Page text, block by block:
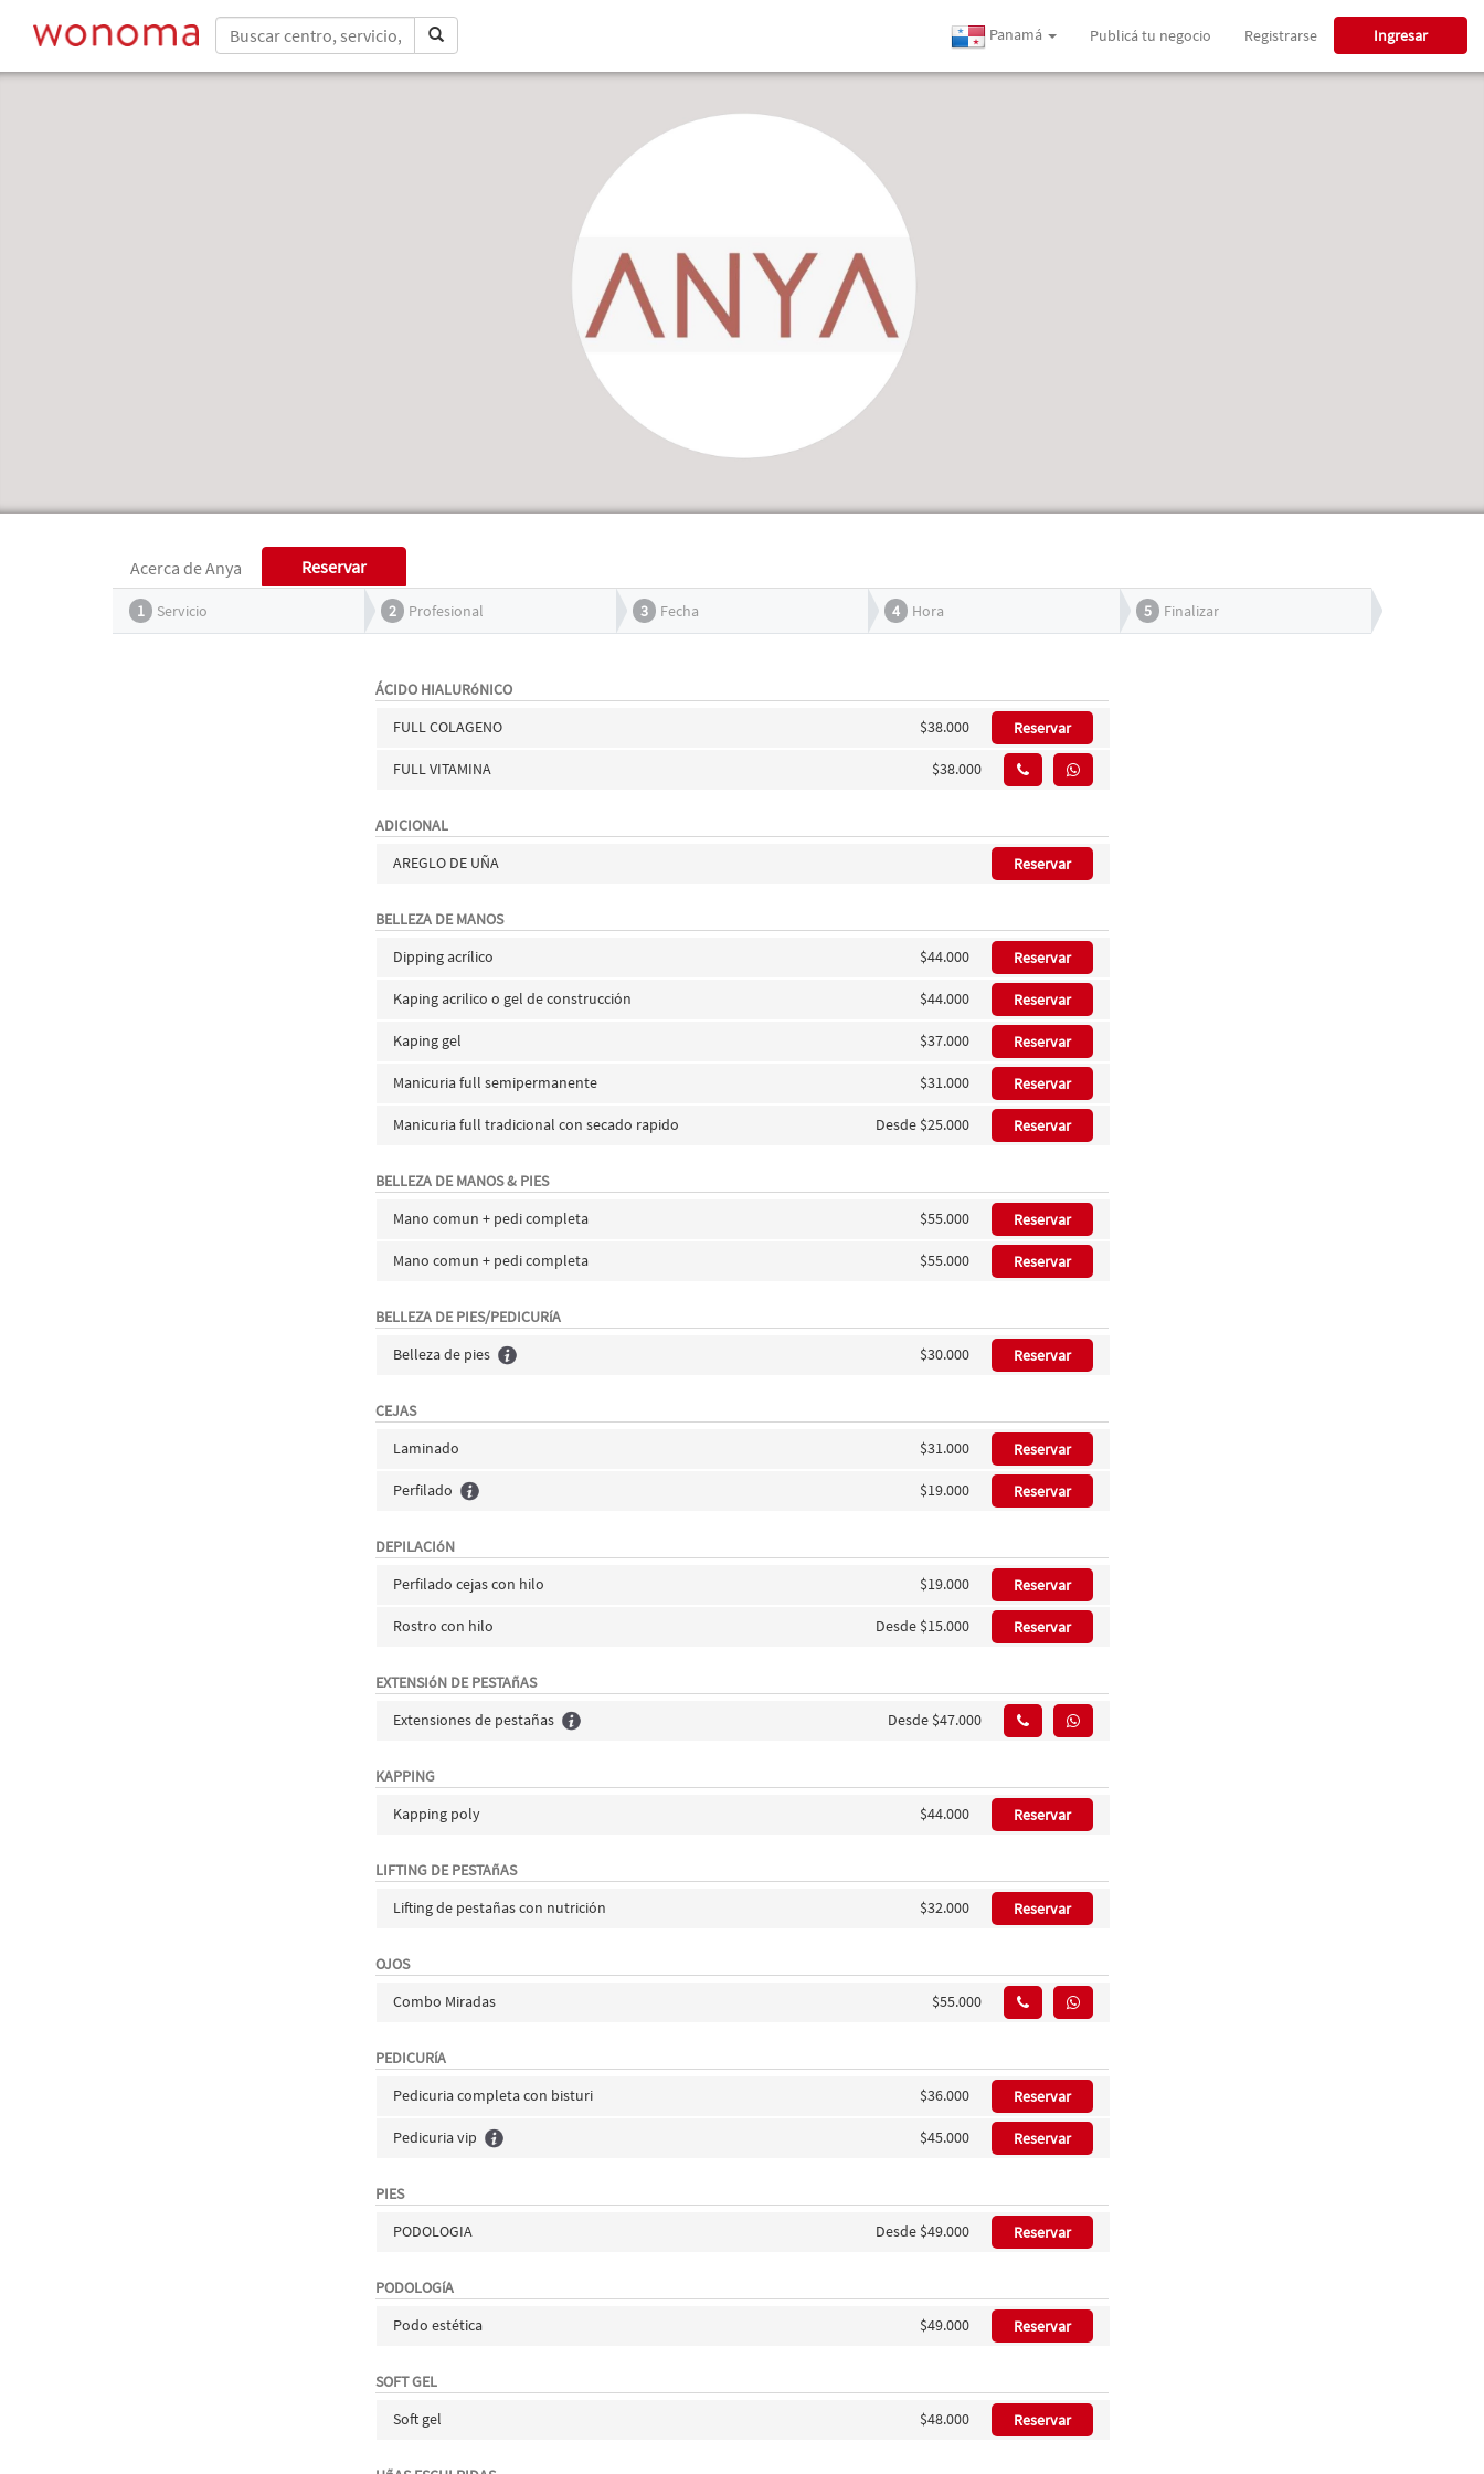
Panamá Publicá tu negocio Registrarse Ingresar
Acerca de Anya Reservar
1 Servicio 2 Profesional 3 Fecha 4 Hora 5 Finalizar
ÁCIDO HIALURóNICO
FULL COLAGENO
$38.000 Reservar
FULL VITAMINA $38.000
ADICIONAL
AREGLO DE UÑA
Reservar
BELLEZA DE MANOS
Dipping acrílico
$44.000 Reservar
Kaping acrilico o gel de construcción $44.000 Reservar
Kaping gel $37.000 Reservar
Manicuria full semipermanente $31.000 Reservar
Manicuria full tradicional con secado rapido Desde $25.000 Reservar
BELLEZA DE MANOS & PIES
Mano comun + pedi completa
$55.000 Reservar
Mano comun + pedi completa $55.000 Reservar
BELLEZA DE PIES/PEDICURíA
Belleza de pies
$30.000 Reservar
CEJAS
Laminado
$31.000 Reservar
Perfilado $19.000 Reservar
DEPILACIóN
Perfilado cejas con hilo
$19.000 Reservar
Rostro con hilo Desde $15.000 Reservar
EXTENSIóN DE PESTAñAS
Extensiones de pestañas
Desde $47.000
KAPPING
Kapping poly
$44.000 Reservar
LIFTING DE PESTAñAS
Lifting de pestañas con nutrición
$32.000 Reservar
OJOS
Combo Miradas
$55.000
PEDICURíA
Pedicuria completa con bisturi
$36.000 Reservar
Pedicuria vip $45.000 Reservar
PIES
PODOLOGIA
Desde $49.000 Reservar
PODOLOGíA
Podo estética
$49.000 Reservar
SOFT GEL
Soft gel
$48.000 Reservar